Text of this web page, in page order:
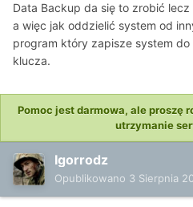
Data Backup da się to zrobić
a więc jak oddzielić system od
program który zapisze system
klucza.
Pomoc jest darmowa, ale proszę
utrzymanie
Igorrodz
Opublikowano 3 Sierpnia